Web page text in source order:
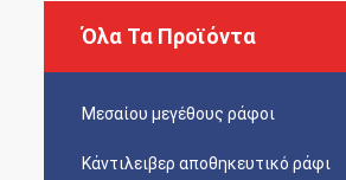
Όλα Τα Προϊόντα
Μεσαίου μεγέθους ράφοι
Κάντιλειβερ αποθηκευτικό ράφι